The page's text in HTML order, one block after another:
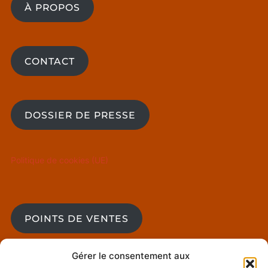
Gérer le consentement aux
À PROPOS
CONTACT
DOSSIER DE PRESSE
Politique de cookies (UE)
POINTS DE VENTES